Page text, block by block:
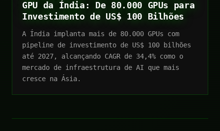
GPU da Índia: De 80.000 GPUs para
Investimento de US$ 100 Bilhões
A Índia implanta mais de 80.000 GPUs com
pipeline de investimento de US$ 100 bilhões
até 2027, alcançando CAGR de 34,4% como o
mercado de infraestrutura de AI que mais
cresce na Ásia.